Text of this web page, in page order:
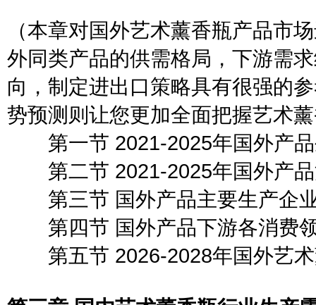
（本章对国外艺术薰香瓶产品市
外同类产品的供需格局，下游需
向，制定进出口策略具有很强的
势预测则让您更加全面把握艺术
第一节 2021-2025年国外产品
第二节 2021-2025年国外产品
第三节 国外产品主要生产企
第四节 国外产品下游各消费
第五节 2026-2028年国外艺术